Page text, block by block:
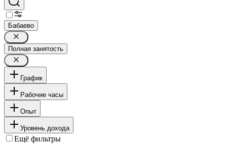
Бабаево
Полная занятость
График
Рабочие часы
Опыт
Уровень дохода
Ещё фильтры